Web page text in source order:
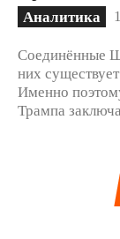
Аналитика
Соединённые
них
Именно
Трампа